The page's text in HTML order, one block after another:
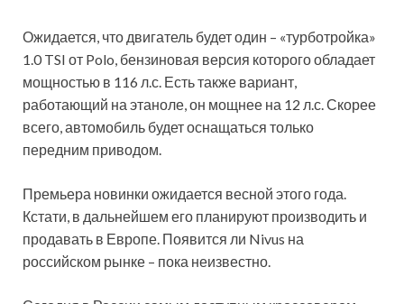
Ожидается, что двигатель будет один – «турботройка»
1.0 TSI от Polo, бензиновая версия которого обладает
мощностью в 116 л.с. Есть также вариант,
работающий на этаноле, он мощнее на 12 л.с. Скорее
всего, автомобиль будет оснащаться только
передним приводом.
Премьера новинки ожидается весной этого года.
Кстати, в дальнейшем его планируют производить и
продавать в Европе. Появится ли Nivus на
российском рынке – пока неизвестно.